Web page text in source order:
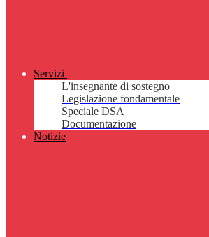
Servizi
L'insegnante di sostegno
Legislazione fondamentale
Speciale DSA
Documentazione
Notizie